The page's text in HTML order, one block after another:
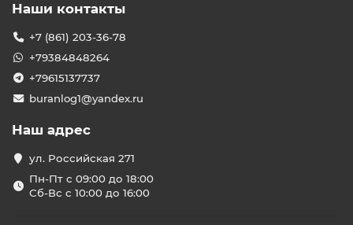
Наши контакты
+7 (861) 203-36-78
+79384848264
+79615137737
buranlog1@yandex.ru
Наш адрес
ул. Российская 271
Пн-Пт с 09:00 до 18:00
Сб-Вс с 10:00 до 16:00